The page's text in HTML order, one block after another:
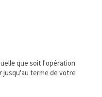
que soit l'opération
jusqu'au terme de votre